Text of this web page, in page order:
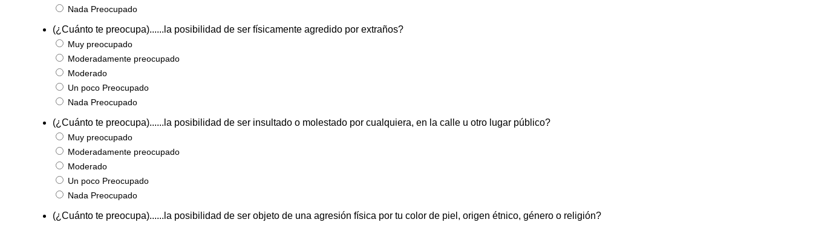
Nada Preocupado
(¿Cuánto te preocupa)......la posibilidad de ser físicamente agredido por extraños?
Muy preocupado
Moderadamente preocupado
Moderado
Un poco Preocupado
Nada Preocupado
(¿Cuánto te preocupa)......la posibilidad de ser insultado o molestado por cualquiera, en la calle u otro lugar público?
Muy preocupado
Moderadamente preocupado
Moderado
Un poco Preocupado
Nada Preocupado
(¿Cuánto te preocupa)......la posibilidad de ser objeto de una agresión física por tu color de piel, origen étnico, género o religión?